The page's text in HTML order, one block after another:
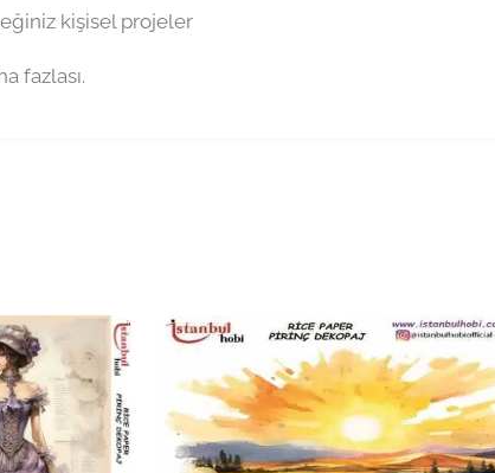
kişisel projeler
fazlası.